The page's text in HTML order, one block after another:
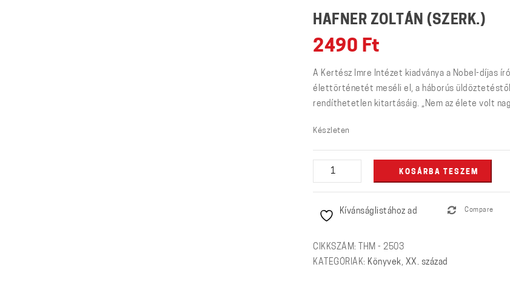
HAFNER ZOLTÁN (SZERK.)
2490 Ft
A Kertész Imre Intézet kiadványa a Nobel-díjas
élettörténetét meséli el, a háborús
rendíthetetlen kitartásáig. „Nem az élete volt
Készleten
ismeretlen
Imre
Albina
mennyiség
KOSÁRBA TESZEM
Kívánságlistához ad Compare
CIKKSZÁM: THM - 2503
KATEGÓRIÁK: Könyvek, XX. század